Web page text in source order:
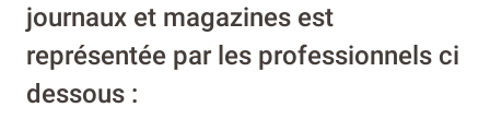
journaux et magazines est
représentée par les professionnels ci
dessous :